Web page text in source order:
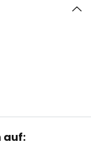
auf: